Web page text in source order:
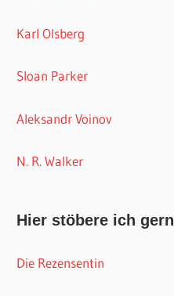
Karl Olsberg
Sloan Parker
Aleksandr Voinov
N. R. Walker
Hier stöbere ich gern
Die Rezensentin